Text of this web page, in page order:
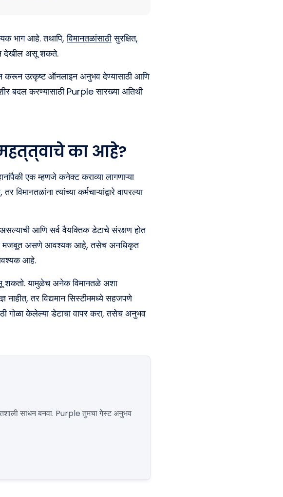
भाग आहे. तथापि,विमानतळांसाठीसुरक्षित,
देखील असू शकते.
करून उत्कृष्ट ऑनलाइन अनुभव देण्यासाठी आणि
बदल करण्यासाठी Purple सारख्या अतिथी
का आहे?
एक म्हणजे कनेक्ट कराव्या लागणाऱ्या
त्यांच्या कर्मचाऱ्यांद्वारे वापरल्या
आणि सर्व वैयक्तिक डेटाचे संरक्षण होत
मजबूत असणे आवश्यक आहे, तसेच अनधिकृत
आहे.
शकतो. यामुळेच अनेक विमानतळे अशा
तर विद्यमान सिस्टीममध्ये सहजपणे
गोळा केलेल्या डेटाचा वापर करा, तसेच अनुभव
साधन बनवा. Purple तुमचा गेस्ट अनुभव